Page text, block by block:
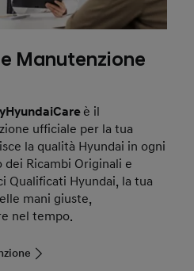
Manutenzione
è il
ufficiale per la tua
la qualità Hyundai in ogni
dei Ricambi Originali e
Qualificati Hyundai, la tua
mani giuste,
nel tempo.